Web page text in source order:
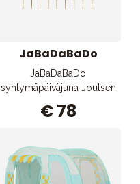
JaBaDaBaDo
JaBaDaBaDo
syntymäpäiväjuna Joutsen
€ 78